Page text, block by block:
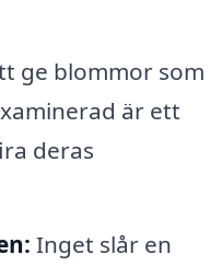
ge blommor som
är ett
deras
Inget slår en